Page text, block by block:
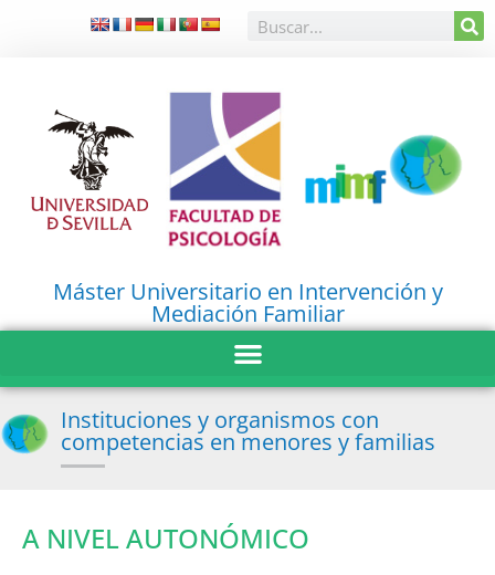
Máster Universitario en Intervención y
Mediación Familiar
Instituciones y organismos con
competencias en menores y familias
A NIVEL AUTONÓMICO